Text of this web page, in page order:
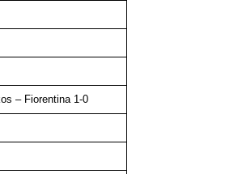
– Fiorentina 1-0